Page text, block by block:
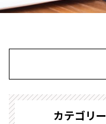
カテゴリー